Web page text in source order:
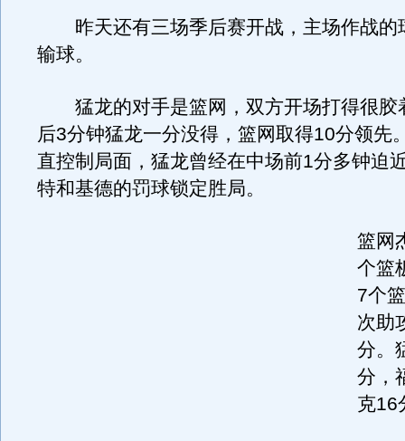
昨天还有三场季后赛开战，主场作战的
输球。
猛龙的对手是篮网，双方开场打得很胶
后3分钟猛龙一分没得，篮网取得10分领先
直控制局面，猛龙曾经在中场前1分多钟迫
特和基德的罚球锁定胜局。
篮网
个篮
7个
次助
分。
分，
克16